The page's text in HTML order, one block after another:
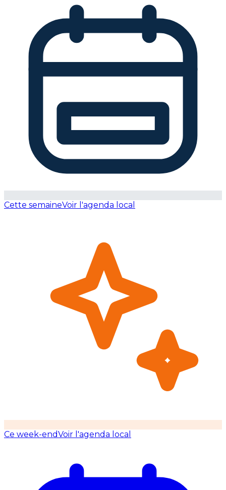
Cette semaineVoir l'agenda local
Ce week-endVoir l'agenda local